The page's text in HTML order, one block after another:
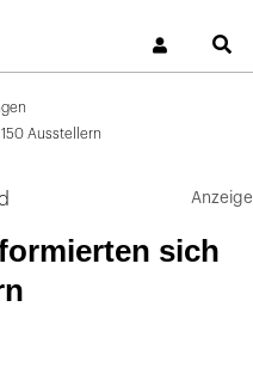
Ausstellern
sich